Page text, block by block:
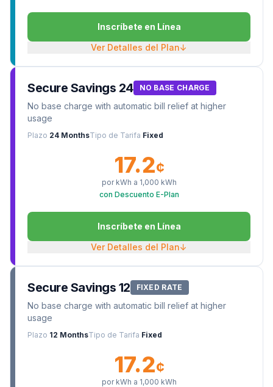
Inscríbete en Línea
Ver Detalles del Plan↓
Secure Savings 24 NO BASE CHARGE
No base charge with automatic bill relief at higher
usage
Plazo 24 MonthsTipo de Tarifa Fixed
17.2¢
por kWh a 1,000 kWh
con Descuento E-Plan
Inscríbete en Línea
Ver Detalles del Plan↓
Secure Savings 12 FIXED RATE
No base charge with automatic bill relief at higher
usage
Plazo 12 MonthsTipo de Tarifa Fixed
17.2¢
por kWh a 1,000 kWh